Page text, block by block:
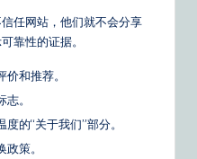
任网站，他们就不会分享
靠性的证据。
和推荐。
。
的“关于我们”部分。
策。